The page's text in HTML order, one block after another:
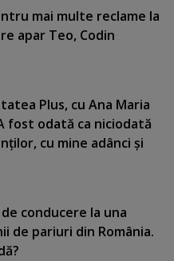
mai multe reclame la
apar Teo, Codin
Plus, cu Ana Maria
fost odată ca niciodată
cu mine adânci şi
conducere la una
de pariuri din România.